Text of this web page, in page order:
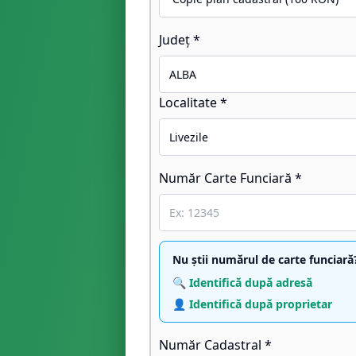
Județ *
Localitate *
Număr Carte Funciară *
Nu știi numărul de carte
🔍 Identifică după adresă
👤 Identifică după proprietar
Număr Cadastral *